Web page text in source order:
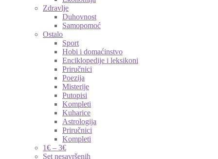
Zdravlje
Duhovnost
Samopomoć
Ostalo
Sport
Hobi i domaćinstvo
Enciklopedije i leksikoni
Priručnici
Poezija
Misterije
Putopisi
Kompleti
Kuharice
Astrologija
Priručnici
Kompleti
1€ – 3€
Set nesavršenih